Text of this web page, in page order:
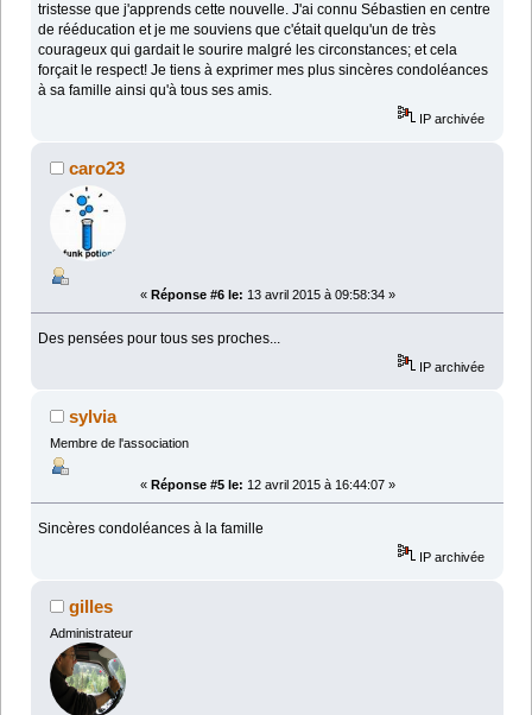
tristesse que j'apprends cette nouvelle. J'ai connu Sébastien en centre
de rééducation et je me souviens que c'était quelqu'un de très
courageux qui gardait le sourire malgré les circonstances; et cela
forçait le respect! Je tiens à exprimer mes plus sincères condoléances
à sa famille ainsi qu'à tous ses amis.
IP archivée
caro23
« Réponse #6 le: 13 avril 2015 à 09:58:34 »
Des pensées pour tous ses proches...
IP archivée
sylvia
Membre de l'association
« Réponse #5 le: 12 avril 2015 à 16:44:07 »
Sincères condoléances à la famille
IP archivée
gilles
Administrateur